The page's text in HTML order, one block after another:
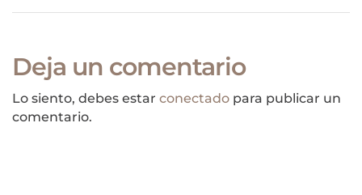
preparando!
hasta 16 años!
Deja un comentario
Lo siento, debes estar conectado para publicar un
comentario.